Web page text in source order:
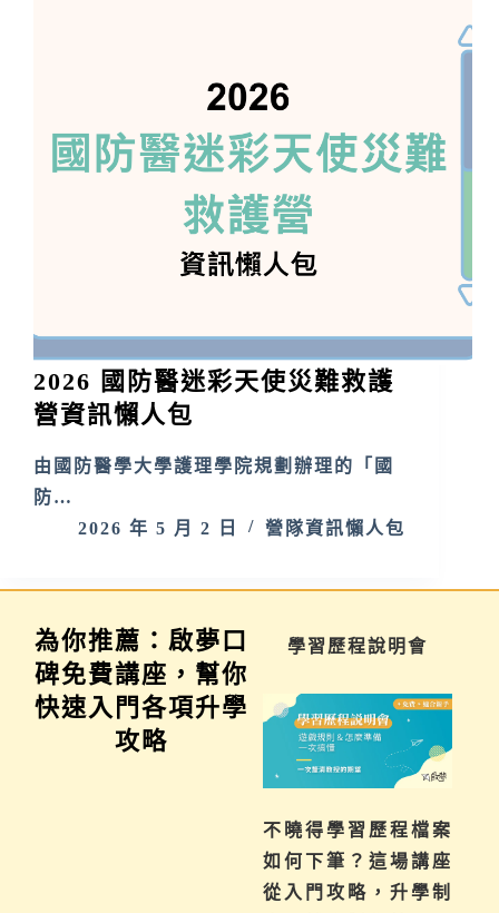
2026 國防醫迷彩天使災難救護
營資訊懶人包
由國防醫學大學護理學院規劃辦理的「國
防…
2026 年 5 月 2 日
營隊資訊懶人包
為你推薦：啟夢口
碑免費講座，幫你
快速入門各項升學
攻略
家長講座 學習歷程說明會
不曉得學習歷程檔案
如何下筆？這場講座
從入門攻略，升學制